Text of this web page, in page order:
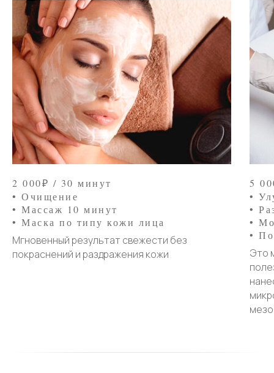
2 000₽ / 30 минут
• Очищение
• Массаж 10 минут
• Маска по типу кожи лица
Мгновенный результат свежести без
покраснений и раздражения кожи
5
•
•
•
•
Это